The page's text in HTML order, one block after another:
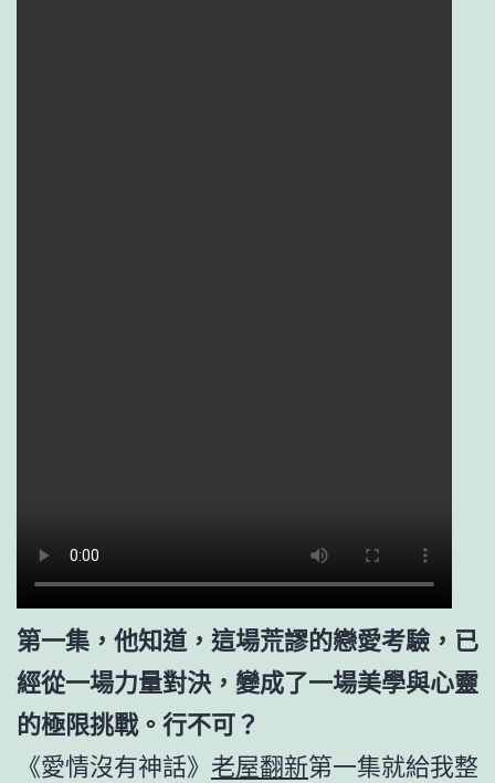
第一集，他知道，這場荒謬的戀愛考驗，已
經從一場力量對決，變成了一場美學與心靈
的極限挑戰。行不可？
《愛情沒有神話》 老屋翻新第一集就給我整